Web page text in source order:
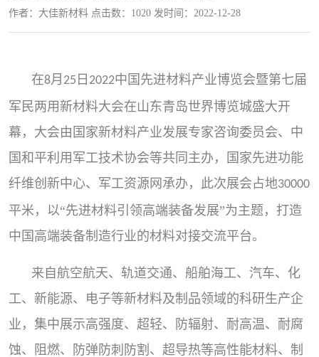
作者：大佳新材料 点击数： 1020 发时间：2022-12-28
在8月 25 日 2022中国先进材料产业博览会暨第七届
军民两用新材料大会在山东青岛世界博览城盛大开
幕，大会由国家新材料产业发展专家咨询委员会、中
国和平利用军工技术协会等共同主办，国家先进功能
纤维创新中心、军工资源网承办，此次展会占地30000
平米，以“先进材料引领高端装备发展”为主题，打造
中国高端装备制造行业的材料对接交流平台。
来自航空航天、轨道交通、船舶海工、汽车、化
工、新能源、电子等新材料及制品领域的科研生产企
业，集中展示高强度、超轻、防辐射、耐高温、耐腐
蚀、阻燃、防弹防刺防割、超导热等高性能材料、制